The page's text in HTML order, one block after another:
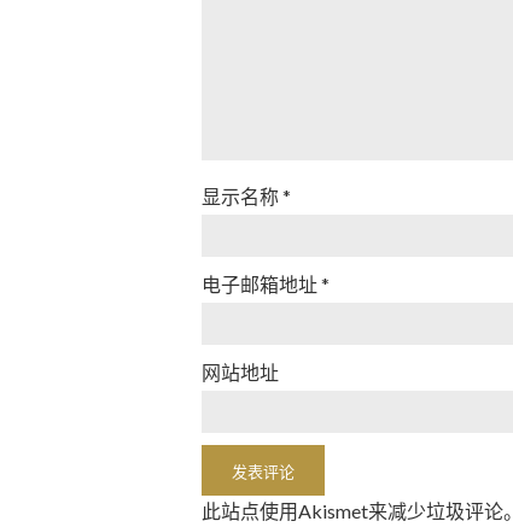
显示名称*
电子邮箱地址*
网站地址
此站点使用Akismet来减少垃圾评论。